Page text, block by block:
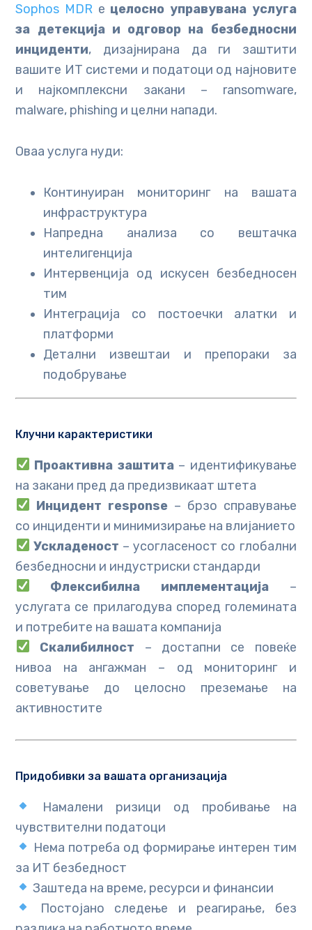
Sophos MDR е целосно управувана услуга
за детекција и одговор на безбедносни
инциденти, дизајнирана да ги заштити
вашите ИТ системи и податоци од најновите
и најкомплексни закани – ransomware,
malware, phishing и целни напади.
Оваа услуга нуди:
Континуиран мониторинг на вашата
инфраструктура
Напредна анализа со вештачка
интелигенција
Интервенција од искусен безбедносен
тим
Интеграција со постоечки алатки и
платформи
Детални извештаи и препораки за
подобрување
Клучни карактеристики
Проактивна заштита– идентификување
на закани пред да предизвикаат штета
Инцидент response – брзо справување
со инциденти и минимизирање на влијанието
Ускладеност – усогласеност со глобални
безбедносни и индустриски стандарди
Флексибилна имплементација –
услугата се прилагодува според големината
и потребите на вашата компанија
Скалибилност – достапни се повеќе
нивоа на ангажман – од мониторинг и
советување до целосно преземање на
активностите
Придобивки за вашата организација
Намалени ризици од пробивање на
чувствителни податоци
Нема потреба од формирање интерен тим
за ИТ безбедност
Заштеда на време, ресурси и финансии
Постојано следење и реагирање, без